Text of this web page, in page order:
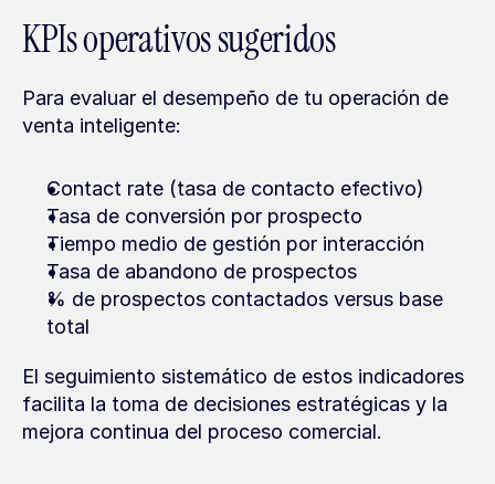
KPIs operativos sugeridos
Para evaluar el desempeño de tu operación de
venta inteligente:
Contact rate (tasa de contacto efectivo)
Tasa de conversión por prospecto
Tiempo medio de gestión por interacción
Tasa de abandono de prospectos
% de prospectos contactados versus base
total
El seguimiento sistemático de estos indicadores
facilita la toma de decisiones estratégicas y la
mejora continua del proceso comercial.